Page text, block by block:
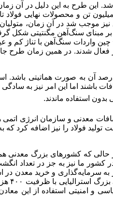
این صنعت در سال ۱۳۹۲ و در ادامه سند چشم‌انداز اولیه تدوین شد. این طرح
نیز موجب شد در آن زمان،
بر مبنای سنگ‌آهن مگنتیتی شکل
واردات سنگ‌آهن با تناژ کم و
فعال شدند. در همین زمان طرح
می‌شود مطابق آمارها، میزان ذخایر زمین‌شناسی سنگ‌آهن حدود پنج میلیارد تن و ذخایر قطعی آن ۳٫۳ میلیارد تن است که تخمین زده
باشند اما این امر نیز به سادگی
استفاده ماندند.
معدنی و سازمان انرژی اتمی
فولاد را نیز اضافه کرد که
حالی که کشورهای بزرگ معدنی
کشور ما نیز به جز در تعداد
سرمایه‌گذاری و خرید معدن در
بتوانند سنگ‌آهن خود را تامین
و امنیتی استفاده از این معادن